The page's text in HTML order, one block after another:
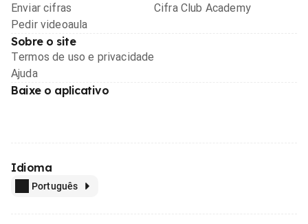
Enviar cifras
Pedir videoaula
Cifra Club Academy
Sobre o site
Termos de uso e privacidade
Ajuda
Baixe o aplicativo
Idioma
Português